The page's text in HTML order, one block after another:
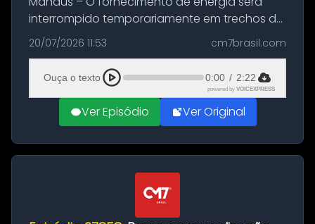
interrompido temporariamente em trechos de
sete bairros de Manaus nesta terça-feira (21).
A suspensão programada ocorrerá para a
execução de serviços de manuten...
20/07/2026 11:53 cm7brasil.com
Ouça o texto 0:00 / 2:22
powered by VOICEXPRESS
Ver Episódio Ver Original